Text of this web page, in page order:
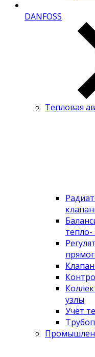
DANFOSS
Тепловая
тепло-
узлы
Учёт